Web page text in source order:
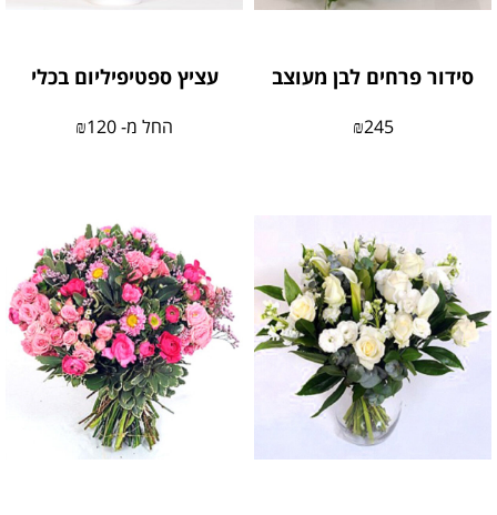
סידור פרחים לבן מעוצב
₪245
עציץ ספטיפיליום בכלי
החל מ- ₪120